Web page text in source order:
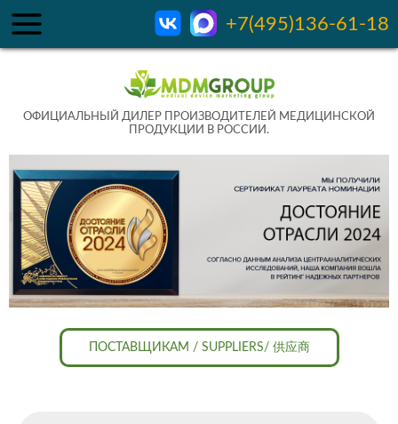
+7(495)136-61-18
ОФИЦИАЛЬНЫЙ ДИЛЕР ПРОИЗВОДИТЕЛЕЙ МЕДИЦИНСКОЙ
ПРОДУКЦИИ В РОССИИ.
ПОСТАВЩИКАМ / SUPPLIERS/ 供应商